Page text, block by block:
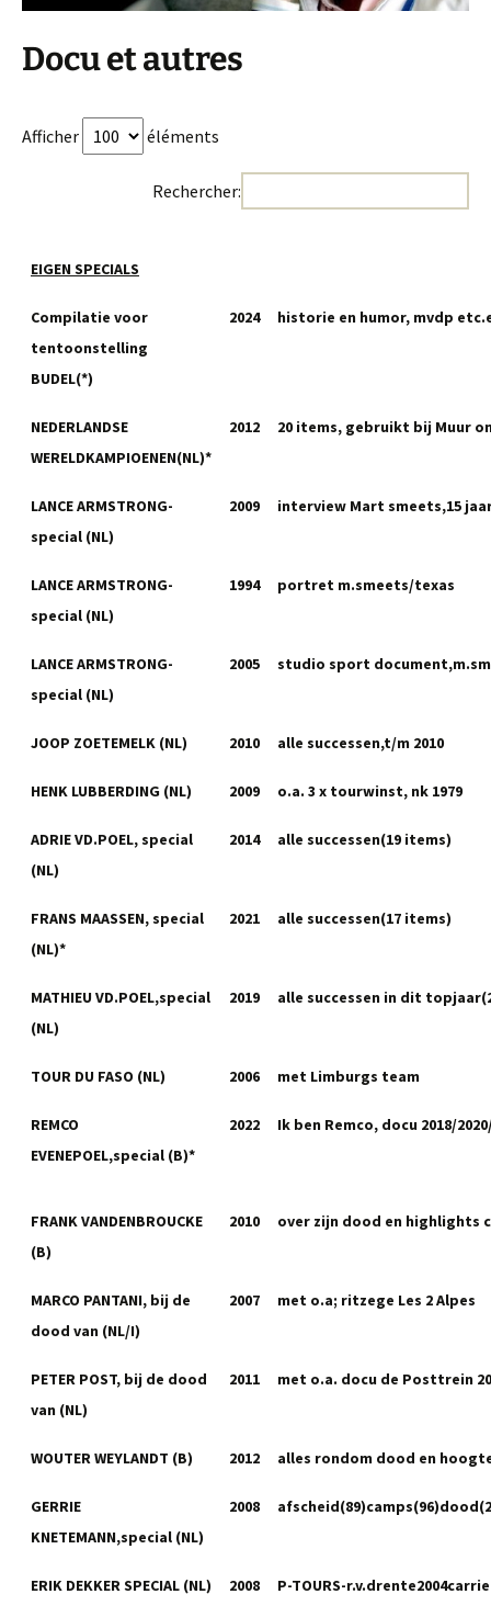
Docu et autres
Afficher éléments
Rechercher:
EIGEN SPECIALS
Compilatie voor
tentoonstelling
BUDEL(*)
2024 historie en humor, mvdp
NEDERLANDSE
WERELDKAMPIOENEN(NL)*
2012 20 items, gebruikt bij Muur
LANCE ARMSTRONG-
special (NL)
2009 interview Mart smeets,15
LANCE ARMSTRONG-
special (NL)
1994 portret m.smeets/texas
LANCE ARMSTRONG-
special (NL)
2005 studio sport
JOOP ZOETEMELK (NL) 2010 alle successen,t/m 2010
HENK LUBBERDING (NL) 2009 o.a. 3 x tourwinst, nk 1979
ADRIE VD.POEL, special
(NL)
2014 alle successen(19 items)
FRANS MAASSEN, special
(NL)*
2021 alle successen(17 items)
MATHIEU VD.POEL,special
(NL)
2019 alle successen in dit
TOUR DU FASO (NL) 2006 met Limburgs team
REMCO
EVENEPOEL,special (B)*
2022 Ik ben Remco, docu 2018/
FRANK VANDENBROUCKE
(B)
2010 over zijn dood en highlights
MARCO PANTANI, bij de
dood van (NL/I)
2007 met o.a; ritzege Les 2 Alpes
PETER POST, bij de dood
van (NL)
2011 met o.a. docu de Posttrein
WOUTER WEYLANDT (B) 2012 alles rondom dood en
GERRIE
KNETEMANN,special (NL)
2008
ERIK DEKKER SPECIAL (NL) 2008 P-TOURS-